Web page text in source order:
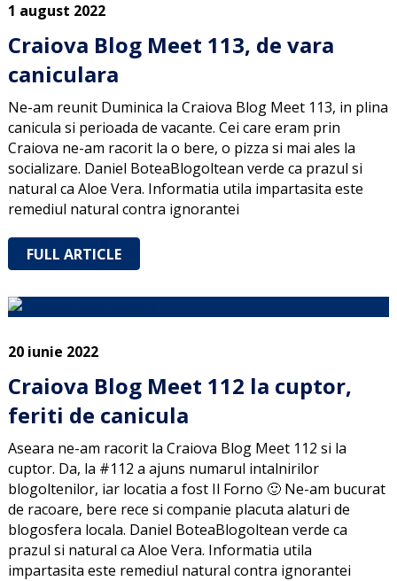
1 august 2022
Craiova Blog Meet 113, de vara
caniculara
Ne-am reunit Duminica la Craiova Blog Meet 113, in plina
canicula si perioada de vacante. Cei care eram prin
Craiova ne-am racorit la o bere, o pizza si mai ales la
socializare. Daniel BoteaBlogoltean verde ca prazul si
natural ca Aloe Vera. Informatia utila impartasita este
remediul natural contra ignorantei
FULL ARTICLE
20 iunie 2022
Craiova Blog Meet 112 la cuptor,
feriti de canicula
Aseara ne-am racorit la Craiova Blog Meet 112 si la
cuptor. Da, la #112 a ajuns numarul intalnirilor
blogoltenilor, iar locatia a fost Il Forno 🙂 Ne-am bucurat
de racoare, bere rece si companie placuta alaturi de
blogosfera locala. Daniel BoteaBlogoltean verde ca
prazul si natural ca Aloe Vera. Informatia utila
impartasita este remediul natural contra ignorantei